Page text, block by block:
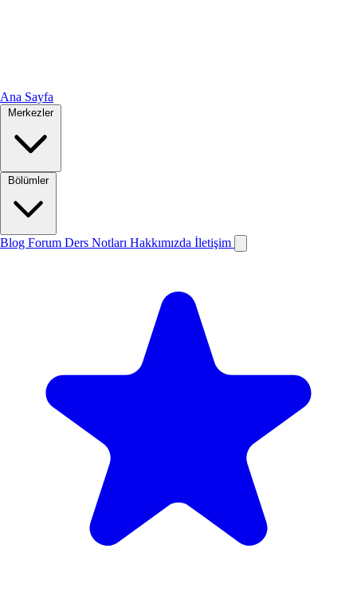
Ana Sayfa
Merkezler
Bölümler
Blog Forum Ders Notları Hakkımızda İletişim